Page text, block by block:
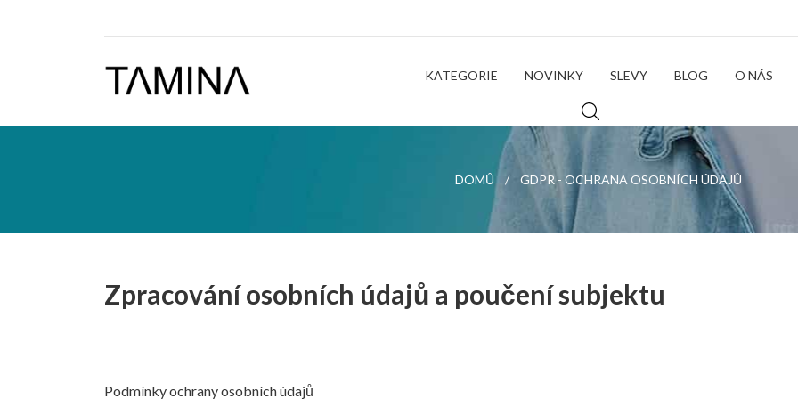
KATEGORIE NOVINKY SLEVY BLOG O NÁS
DOMŮ GDPR - OCHRANA OSOBNÍCH ÚDAJŮ
Zpracování osobních údajů a poučení subjektu
Podmínky ochrany osobních údajů